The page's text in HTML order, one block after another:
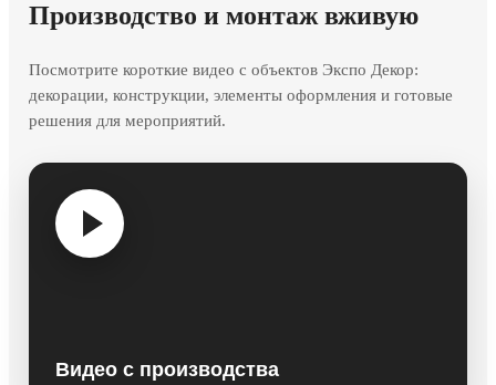
Производство и монтаж вживую
Посмотрите короткие видео с объектов Экспо Декор:
декорации, конструкции, элементы оформления и готовые
решения для мероприятий.
Видео с производства